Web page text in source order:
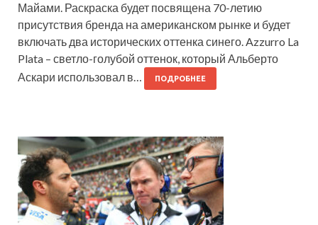
Майами. Раскраска будет посвящена 70-летию
присутствия бренда на американском рынке и будет
включать два исторических оттенка синего. Azzurro La
Plata – светло-голубой оттенок, который Альберто
Аскари использовал в…
ПОДРОБНЕЕ